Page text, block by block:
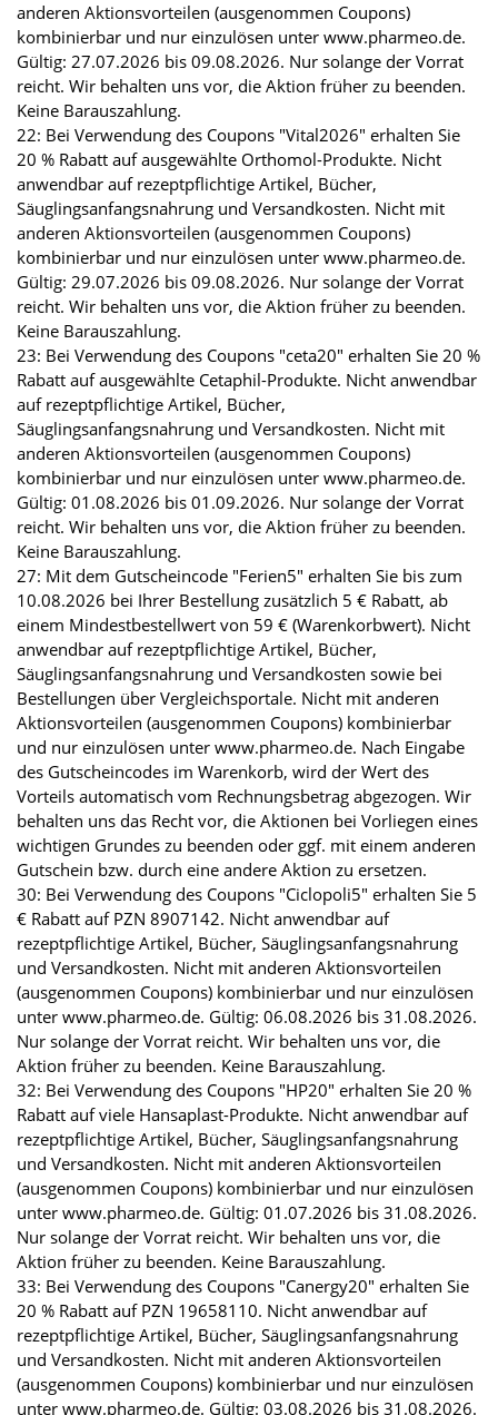
anderen Aktionsvorteilen (ausgenommen Coupons)
kombinierbar und nur einzulösen unter www.pharmeo.de.
Gültig: 27.07.2026 bis 09.08.2026. Nur solange der Vorrat
reicht. Wir behalten uns vor, die Aktion früher zu beenden.
Keine Barauszahlung.
22: Bei Verwendung des Coupons "Vital2026" erhalten Sie
20 % Rabatt auf ausgewählte Orthomol-Produkte. Nicht
anwendbar auf rezeptpflichtige Artikel, Bücher,
Säuglingsanfangsnahrung und Versandkosten. Nicht mit
anderen Aktionsvorteilen (ausgenommen Coupons)
kombinierbar und nur einzulösen unter www.pharmeo.de.
Gültig: 29.07.2026 bis 09.08.2026. Nur solange der Vorrat
reicht. Wir behalten uns vor, die Aktion früher zu beenden.
Keine Barauszahlung.
23: Bei Verwendung des Coupons "ceta20" erhalten Sie 20 %
Rabatt auf ausgewählte Cetaphil-Produkte. Nicht anwendbar
auf rezeptpflichtige Artikel, Bücher,
Säuglingsanfangsnahrung und Versandkosten. Nicht mit
anderen Aktionsvorteilen (ausgenommen Coupons)
kombinierbar und nur einzulösen unter www.pharmeo.de.
Gültig: 01.08.2026 bis 01.09.2026. Nur solange der Vorrat
reicht. Wir behalten uns vor, die Aktion früher zu beenden.
Keine Barauszahlung.
27: Mit dem Gutscheincode "Ferien5" erhalten Sie bis zum
10.08.2026 bei Ihrer Bestellung zusätzlich 5 € Rabatt, ab
einem Mindestbestellwert von 59 € (Warenkorbwert). Nicht
anwendbar auf rezeptpflichtige Artikel, Bücher,
Säuglingsanfangsnahrung und Versandkosten sowie bei
Bestellungen über Vergleichsportale. Nicht mit anderen
Aktionsvorteilen (ausgenommen Coupons) kombinierbar
und nur einzulösen unter www.pharmeo.de. Nach Eingabe
des Gutscheincodes im Warenkorb, wird der Wert des
Vorteils automatisch vom Rechnungsbetrag abgezogen. Wir
behalten uns das Recht vor, die Aktionen bei Vorliegen eines
wichtigen Grundes zu beenden oder ggf. mit einem anderen
Gutschein bzw. durch eine andere Aktion zu ersetzen.
30: Bei Verwendung des Coupons "Ciclopoli5" erhalten Sie 5
€ Rabatt auf PZN 8907142. Nicht anwendbar auf
rezeptpflichtige Artikel, Bücher, Säuglingsanfangsnahrung
und Versandkosten. Nicht mit anderen Aktionsvorteilen
(ausgenommen Coupons) kombinierbar und nur einzulösen
unter www.pharmeo.de. Gültig: 06.08.2026 bis 31.08.2026.
Nur solange der Vorrat reicht. Wir behalten uns vor, die
Aktion früher zu beenden. Keine Barauszahlung.
32: Bei Verwendung des Coupons "HP20" erhalten Sie 20 %
Rabatt auf viele Hansaplast-Produkte. Nicht anwendbar auf
rezeptpflichtige Artikel, Bücher, Säuglingsanfangsnahrung
und Versandkosten. Nicht mit anderen Aktionsvorteilen
(ausgenommen Coupons) kombinierbar und nur einzulösen
unter www.pharmeo.de. Gültig: 01.07.2026 bis 31.08.2026.
Nur solange der Vorrat reicht. Wir behalten uns vor, die
Aktion früher zu beenden. Keine Barauszahlung.
33: Bei Verwendung des Coupons "Canergy20" erhalten Sie
20 % Rabatt auf PZN 19658110. Nicht anwendbar auf
rezeptpflichtige Artikel, Bücher, Säuglingsanfangsnahrung
und Versandkosten. Nicht mit anderen Aktionsvorteilen
(ausgenommen Coupons) kombinierbar und nur einzulösen
unter www.pharmeo.de. Gültig: 03.08.2026 bis 31.08.2026.